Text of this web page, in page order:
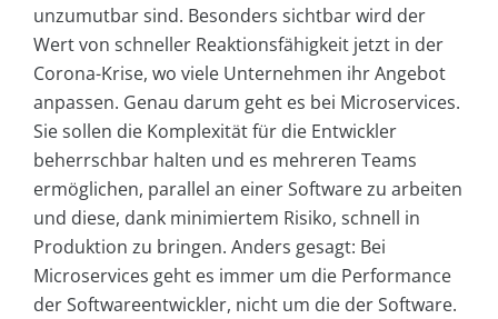
unzumutbar sind. Besonders sichtbar wird der
Wert von schneller Reaktionsfähigkeit jetzt in der
Corona-Krise, wo viele Unternehmen ihr Angebot
anpassen. Genau darum geht es bei Microservices.
Sie sollen die Komplexität für die Entwickler
beherrschbar halten und es mehreren Teams
ermöglichen, parallel an einer Software zu arbeiten
und diese, dank minimiertem Risiko, schnell in
Produktion zu bringen. Anders gesagt: Bei
Microservices geht es immer um die Performance
der Softwareentwickler, nicht um die der Software.